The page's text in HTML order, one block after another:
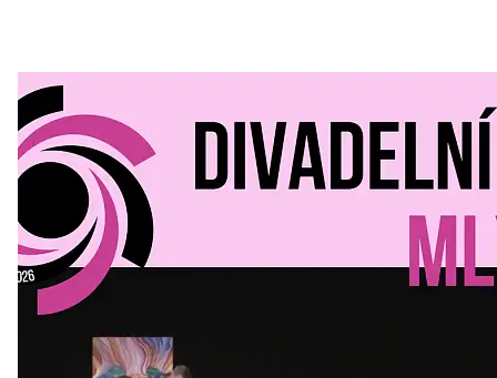
Divadelní Mlýn 30. 07. 2026
Kultura a volný čas
Divadelní mlýn. 15. až 18. října KD
MLEJN. Vstupenky již v prodeji.
Přijďte na přátelský festival divadla a inspirace 15. až 18.
října 2026 Vstupenky již v prodeji na GOOUT -
https://divadelnimlyn.cz/vstupenky Představ si čtyři dny